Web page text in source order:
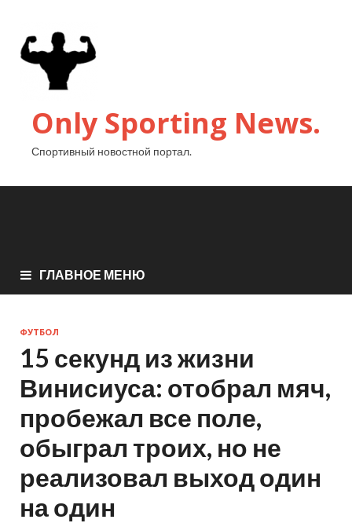
Only Sporting News.
Спортивный новостной портал.
ГЛАВНОЕ МЕНЮ
ФУТБОЛ
15 секунд из жизни
Винисиуса: отобрал мяч,
пробежал все поле,
обыграл троих, но не
реализовал выход один
на один